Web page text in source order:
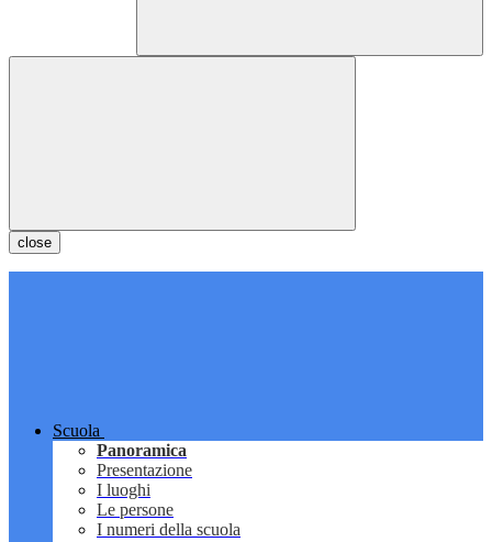
close
Scuola
Panoramica
Presentazione
I luoghi
Le persone
I numeri della scuola